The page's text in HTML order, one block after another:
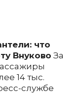
что
Внуково За
14 тыс.
службе